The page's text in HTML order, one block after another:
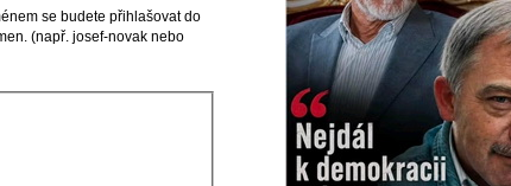
se budete přihlašovat do
(např. josef-novak nebo